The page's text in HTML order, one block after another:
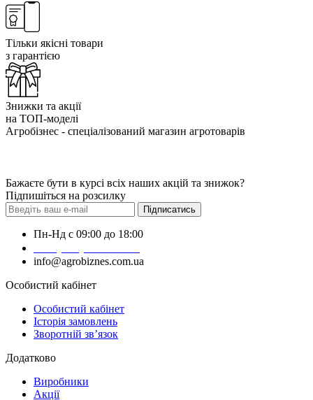
Тільки якісні товари
з гарантією
Знижки та акції
на ТОП-моделі
Агробізнес - спеціалізований магазин агротоварів
Бажаєте бути в курсі всіх наших акцій та знижок?
Підпишіться на розсилку
Підписатись
Пн-Нд с 09:00 до 18:00
info@agrobiznes.com.ua
Особистий кабінет
Особистий кабінет
Історія замовлень
Зворотній зв’язок
Додатково
Виробники
Акції